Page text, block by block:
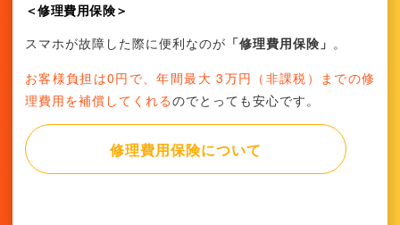
＜修理費用保険＞
スマホが故障した際に便利なのが 「修理費用保険」 。
お客様負担は0円で、年間最大 3万円（非課税）までの修
理費用を補償してくれるのでとっても安心です。
修理費用保険について